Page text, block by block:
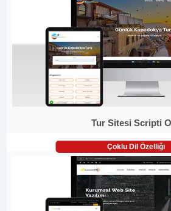
Tur Sitesi Scripti
Çoklu Dil Özelliği